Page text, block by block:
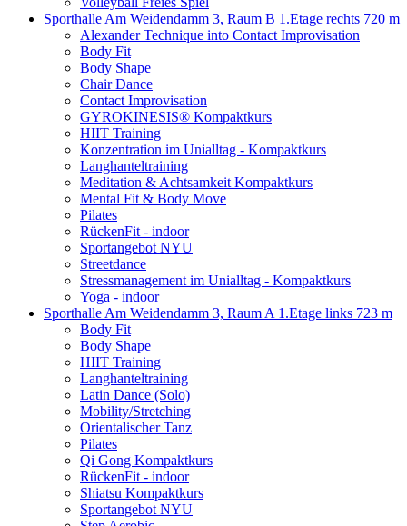
Sporthalle Am Weidendamm 3, Raum B 1.Etage rechts 720 m
Alexander Technique into Contact Improvisation
Body Fit
Body Shape
Chair Dance
Contact Improvisation
GYROKINESIS® Kompaktkurs
HIIT Training
Konzentration im Unialltag - Kompaktkurs
Langhanteltraining
Meditation & Achtsamkeit Kompaktkurs
Mental Fit & Body Move
Pilates
RückenFit - indoor
Sportangebot NYU
Streetdance
Stressmanagement im Unialltag - Kompaktkurs
Yoga - indoor
Sporthalle Am Weidendamm 3, Raum A 1.Etage links 723 m
Body Fit
Body Shape
HIIT Training
Langhanteltraining
Latin Dance (Solo)
Mobility/Stretching
Orientalischer Tanz
Pilates
Qi Gong Kompaktkurs
RückenFit - indoor
Shiatsu Kompaktkurs
Sportangebot NYU